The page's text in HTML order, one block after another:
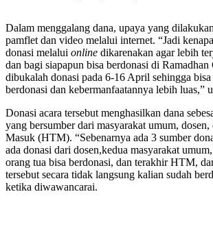
Dalam menggalang dana, upaya yang
pamflet dan video melalui internet. “Jadi
donasi melalui online dikarenakan agar lebih
dan bagi siapapun bisa berdonasi di
dibukalah donasi pada 6-16 April sehingga
berdonasi dan kebermanfaatannya lebih luas,”
Donasi acara tersebut menghasilkan dana
yang bersumber dari masyarakat umum,
Masuk (HTM). “Sebenarnya ada 3 sumber
ada donasi dari dosen,kedua masyarakat
orang tua bisa berdonasi, dan terakhir HTM,
tersebut secara tidak langsung kalian sudah
ketika diwawancarai.